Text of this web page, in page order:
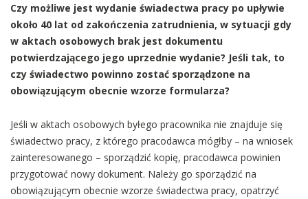
Czy możliwe jest wydanie świadectwa pracy po upływie
około 40 lat od zakończenia zatrudnienia, w sytuacji gdy
w aktach osobowych brak jest dokumentu
potwierdzającego jego uprzednie wydanie? Jeśli tak, to
czy świadectwo powinno zostać sporządzone na
obowiązującym obecnie wzorze formularza?
Jeśli w aktach osobowych byłego pracownika nie znajduje się
świadectwo pracy, z którego pracodawca mógłby – na wniosek
zainteresowanego – sporządzić kopię, pracodawca powinien
przygotować nowy dokument. Należy go sporządzić na
obowiązującym obecnie wzorze świadectwa pracy, opatrzyć